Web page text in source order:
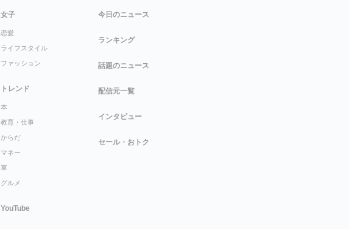
女子
恋愛
ライフスタイル
ファッション
トレンド
本
教育・仕事
からだ
マネー
車
グルメ
YouTube
今日のニュース
ランキング
話題のニュース
配信元一覧
インタビュー
セール・おトク